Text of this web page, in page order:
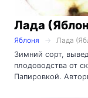
Лада
Яблоня
Лада
Зимний сорт,
плодоводства от
Папировкой.